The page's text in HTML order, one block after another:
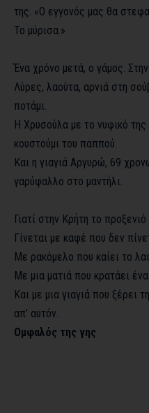
της. «Ο εγγονός μας θα
Το μύρισα.»
Ένα χρόνο μετά, ο γάμος. Στην
Λύρες, λαούτα, αρνιά στη
ποτάμι.
Η Χρυσούλα με το νυφικό
κουστούμι του παππού.
Και η γιαγιά Αργυρώ, 69
γαρύφαλλο στο μαντήλι.
Γιατί στην Κρήτη το
Γίνεται με καφέ που δεν
Με ρακόμελο που καίει το
Με μια ματιά που κρατάει
Και με μια γιαγιά που ξέρει
απ’ αυτόν.
Ομφαλός της γης